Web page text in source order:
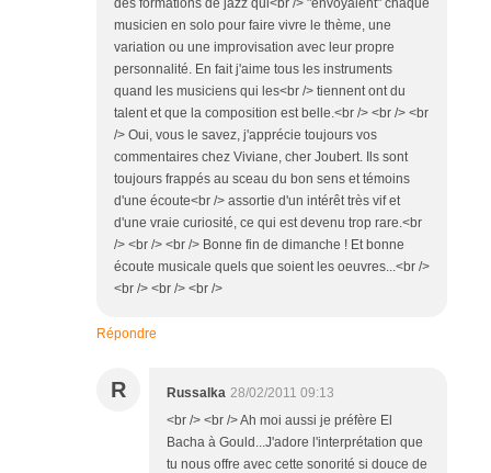
musicien en solo pour faire vivre le thème, une
variation ou une improvisation avec leur propre
personnalité. En fait j'aime tous les instruments
quand les musiciens qui les<br /> tiennent ont du
talent et que la composition est belle.<br /> <br /> <br
/> Oui, vous le savez, j'apprécie toujours vos
commentaires chez Viviane, cher Joubert. Ils sont
toujours frappés au sceau du bon sens et témoins
d'une écoute<br /> assortie d'un intérêt très vif et
d'une vraie curiosité, ce qui est devenu trop rare.<br
/> <br /> <br /> Bonne fin de dimanche ! Et bonne
écoute musicale quels que soient les oeuvres...<br />
<br /> <br /> <br />
Répondre
R Russalka 28/02/2011 09:13
<br /> <br /> Ah moi aussi je préfère El
Bacha à Gould...J'adore l'interprétation que
tu nous offre avec cette sonorité si douce de